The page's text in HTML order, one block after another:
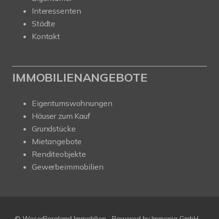
Interessenten
Städte
Kontakt
IMMOBILIENANGEBOTE
Eigentumswohnungen
Häuser zum Kauf
Grundstücke
Mietangebote
Renditeobjekte
Gewerbeimmobilien